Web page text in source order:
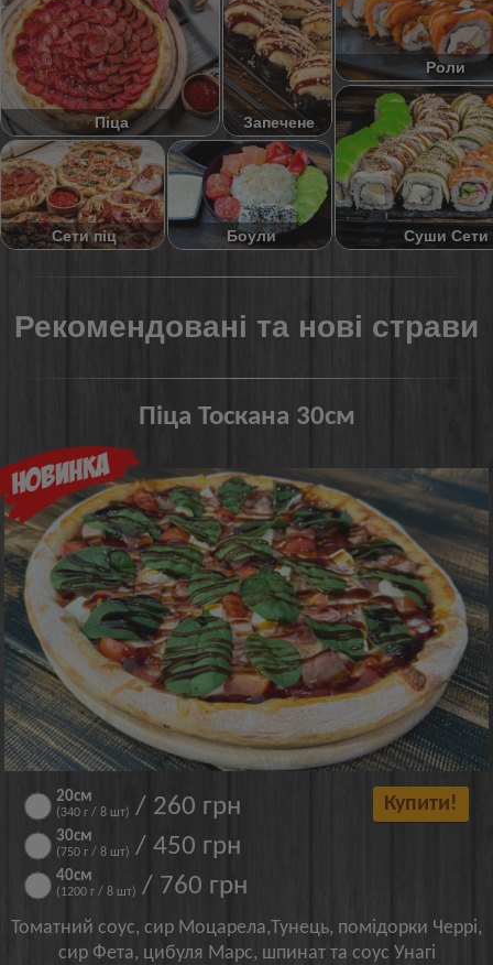
Піца Запечене
Роли
Сети піц Боули Суши Сети
Рекомендовані та нові страви
Піца Тоскана 30см
20см
(340 г / 8 шт) / 260 грн
30см
(750 г / 8 шт) / 450 грн
40см
(1200 г / 8 шт) / 760 грн
Купити!
Томатний соус, сир Моцарела,Тунець, помідорки Черрі,
сир Фета, цибуля Марс, шпинат та соус Унагі